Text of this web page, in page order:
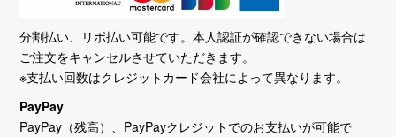
分割払い、リボ払い可能です。本人認証が確認できない場合は
ご注文をキャンセルさせていただきます。
※支払い回数はクレジットカード会社によって異なります。
PayPay
PayPay（残高）、PayPayクレジットでのお支払いが可能で